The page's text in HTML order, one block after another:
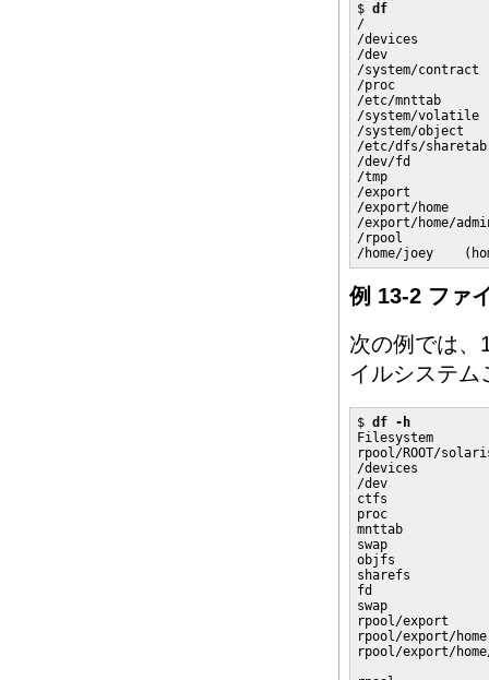
$ df
/
/devices
/dev
/system/
/proc
/etc/mnttab
/system/
/system/object
/etc/dfs/
/dev/fd
/tmp
/export
/export/home
/export/home/
/rpool
/home/joey
例 13-2 ファ
次の例では、
イルシステ
$ df -h
Filesystem
rpool/ROOT/
/devices
/dev
ctfs
proc
mnttab
swap
objfs
sharefs
fd
swap
rpool/export
rpool/export/
rpool/export/